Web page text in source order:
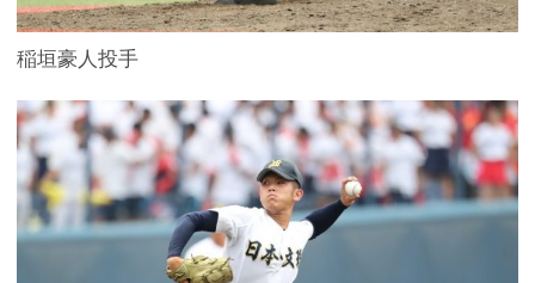
稲垣豪人投手